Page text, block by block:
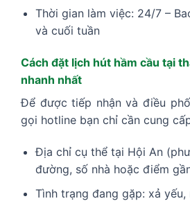
Thời gian làm việc: 24/7 –
và cuối tuần
Cách đặt lịch hút hầm cầu tại
nhanh nhất
Để được tiếp nhận và điều
gọi hotline bạn chỉ cần cung
Địa chỉ cụ thể tại Hội An
đường, số nhà hoặc điểm
Tình trạng đang gặp: xả